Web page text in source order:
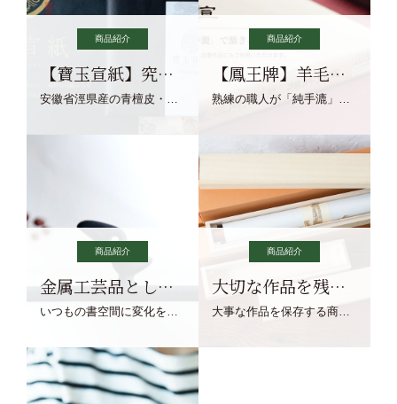
商品紹介
【寶玉宣紙】究極の純粋な宣紙を目指す寶玉宣紙
安徽省涇県産の青檀皮・砂田稲藁・清らかな渓流水、熟練手漉き職人の卓越した手漉技術による最高級の純宣紙です。
商品紹介
【鳳王牌】羊毛筆×濃墨での揮毫に最適な宣紙系画仙紙
熟練の職人が「純手漉」で漉きあげる書画紙。宣紙を好まれるお客様向けの棉料単宣に漉きあげました。
商品紹介
金属工芸品としての文鎮
いつもの書空間に変化を与えてくれる、見ているだけで愉しくなる金属工芸品の文鎮をご紹介します。
商品紹介
大切な作品を残す作品保存商品
大事な作品を保存する商品を取りまとめてご紹介ます。